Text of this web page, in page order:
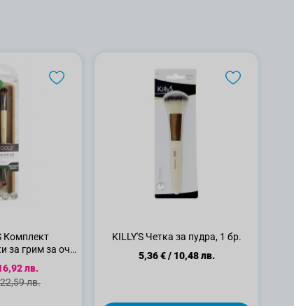
Комплект
за грим за очи
цена
лв.
цена
22,59 лв.
KILLY'S Четка за пудра, 1 бр.
5,36 €/ 10,48 лв.